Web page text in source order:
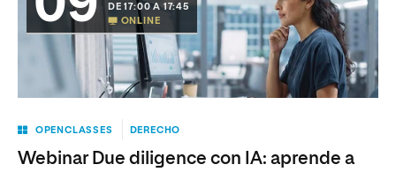
DE 17:00 A 17:45
ONLINE
OPENCLASSES DERECHO
Webinar Due diligence con IA: aprende a